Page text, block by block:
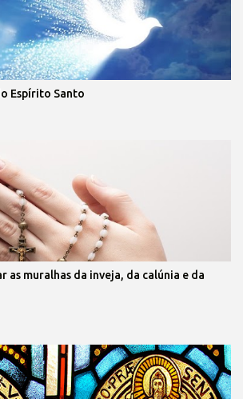
Espírito Santo
as muralhas da inveja, da calúnia e da